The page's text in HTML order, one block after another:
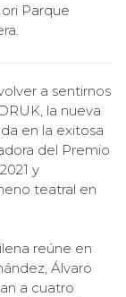
Parque
a sentirnos
la nueva
en la exitosa
del Premio
y
teatral en
reúne en
Álvaro
a cuatro